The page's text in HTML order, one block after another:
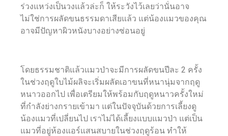
ร่วงแหว่งเป็นวงแล้วล่ะก็ ให้ระวังไว้เลยว่านั่นอาจ
ไม่ใช่การผลัดขนธรรมดาเสียแล้ว แต่น้องแมวของคุณ
อาจมีปัญหาผิวหนังบางอย่างซ่อนอยู่
โดยธรรมชาติแล้วแมวป่าจะมีการผลัดขนปีละ 2 ครั้ง
ในช่วงฤดูใบไม้ผลิจะเริ่มผลัดเอาขนที่หนานุ่มจากฤดู
หนาวออกไป เพื่อเตรียมให้พร้อมกับฤดูหนาวครั้งใหม่
ที่กำลังย่างกรายเข้ามา แต่ในปัจจุบันด้วยการเลี้ยงดู
น้องแมวที่เปลี่ยนไป เราไม่ได้เลี้ยงแบบแมวป่า แต่เป็น
แมวที่อยู่ห้องแอร์แสนสบายในช่วงฤดูร้อน ทำให้